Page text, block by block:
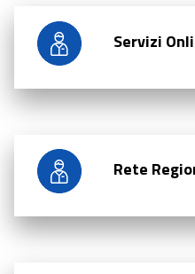
Servizi
Rete